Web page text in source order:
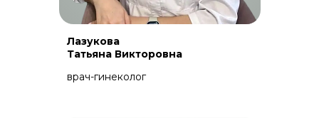
Лазукова
Татьяна Викторовна
врач-гинеколог